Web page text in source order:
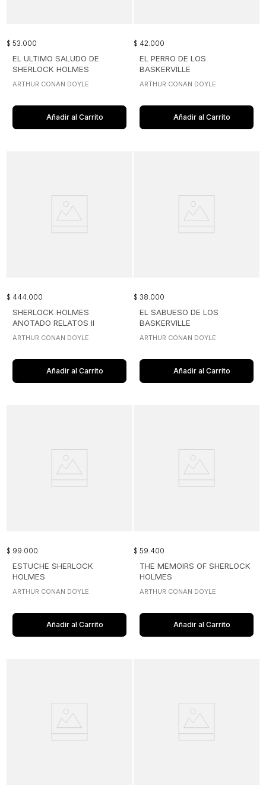
$ 53.000
EL ULTIMO SALUDO DE
SHERLOCK HOLMES
ARTHUR CONAN DOYLE
Añadir al Carrito
$ 42.000
EL PERRO DE LOS
BASKERVILLE
ARTHUR CONAN DOYLE
Añadir al Carrito
$ 444.000
SHERLOCK HOLMES
ANOTADO RELATOS II
ARTHUR CONAN DOYLE
Añadir al Carrito
$ 38.000
EL SABUESO DE LOS
BASKERVILLE
ARTHUR CONAN DOYLE
Añadir al Carrito
$ 99.000
ESTUCHE SHERLOCK
HOLMES
ARTHUR CONAN DOYLE
Añadir al Carrito
$ 59.400
THE MEMOIRS OF SHERLOCK
HOLMES
ARTHUR CONAN DOYLE
Añadir al Carrito